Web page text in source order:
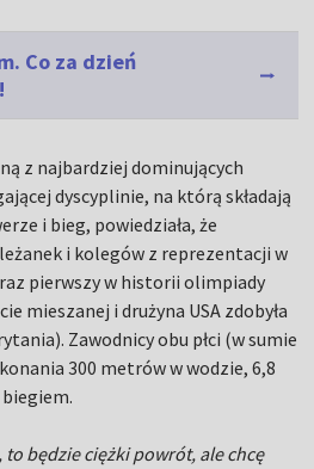
Co za dzień
z najbardziej dominujących
dyscyplinie, na którą składają
i bieg, powiedziała, że
i kolegów z reprezentacji w
pierwszy w historii olimpiady
mieszanej i drużyna USA zdobyła
Zawodnicy obu płci (w sumie
300 metrów w wodzie, 6,8
to będzie ciężki powrót, ale chcę